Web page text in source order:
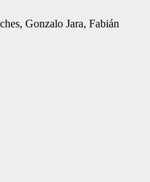
Gonzalo Jara, Fabián